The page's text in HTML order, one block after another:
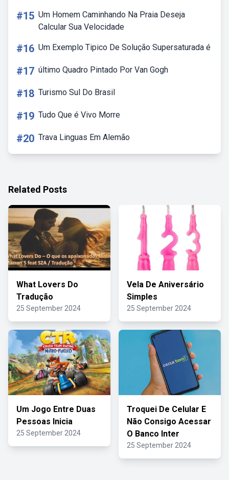
#15 Um Homem Caminhando Na Praia Deseja
Calcular Sua Velocidade
#16 Um Exemplo Tipico De Solução Supersaturada é
#17 último Quadro Pintado Por Van Gogh
#18 Turismo Sul Do Brasil
#19 Tudo Que é Vivo Morre
#20 Trava Linguas Em Alemão
Related Posts
What Lovers Do
Tradução
25 September 2024
Vela De Aniversário
Simples
25 September 2024
Um Jogo Entre Duas
Pessoas Inicia
25 September 2024
Troquei De Celular E
Não Consigo Acessar
O Banco Inter
25 September 2024